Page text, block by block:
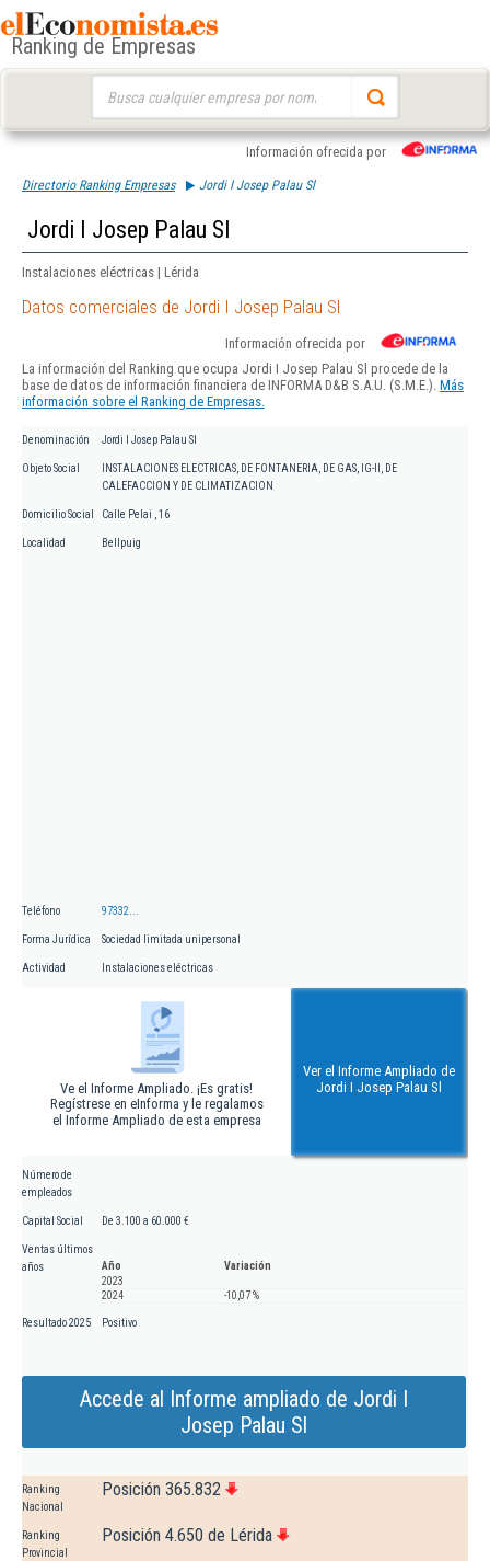
Ranking de Empresas
Información ofrecida por
Directorio Ranking Empresas Jordi I Josep Palau Sl
Jordi I Josep Palau Sl
Instalaciones eléctricas | Lérida
Datos comerciales de Jordi I Josep Palau Sl
Información ofrecida por
La información del Ranking que ocupa Jordi I Josep Palau Sl procede de la
base de datos de información financiera de INFORMA D&B S.A.U. (S.M.E.). Más
información sobre el Ranking de Empresas.
Denominación Jordi I Josep Palau Sl
Objeto Social
INSTALACIONES ELECTRICAS, DE FONTANERIA, DE GAS, IG-II, DE
CALEFACCION Y DE CLIMATIZACION
Domicilio Social Calle Pelai , 16
Localidad Bellpuig
Teléfono 97332...
Forma Jurídica Sociedad limitada unipersonal
Actividad Instalaciones eléctricas
Ve el Informe Ampliado. ¡Es gratis!
Regístrese en eInforma y le regalamos
el Informe Ampliado de esta empresa
Ver el Informe Ampliado de
Jordi I Josep Palau Sl
Número de
empleados
Capital Social De 3.100 a 60.000 €
Ventas últimos
años
Año
Variación
2023
2024
-10,07 %
Resultado 2025 Positivo
Accede al Informe ampliado de Jordi I
Josep Palau Sl
Ranking
Nacional
Posición 365.832
Ranking
Provincial
Posición 4.650 de Lérida